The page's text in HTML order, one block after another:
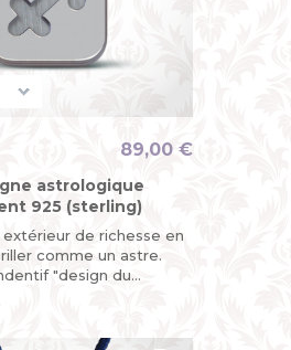
astrologique
925 (sterling)
de richesse en
comme un astre.
"design du
89,00 €